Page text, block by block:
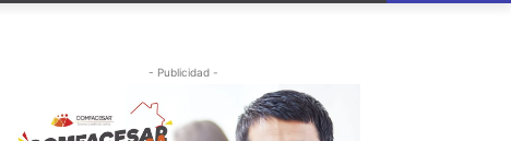
- Publicidad -